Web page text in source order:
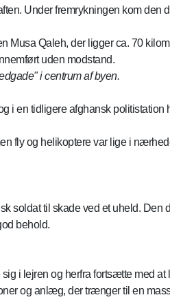
Under fremrykningen kom
Musa Qaleh, der ligger ca. 70
uden modstand.
i centrum af byen.
i en tidligere afghansk
fly og helikoptere var lige i
soldat til skade ved et uheld. Den
behold.
i lejren og herfra fortsætte med
og anlæg, der trænger til en